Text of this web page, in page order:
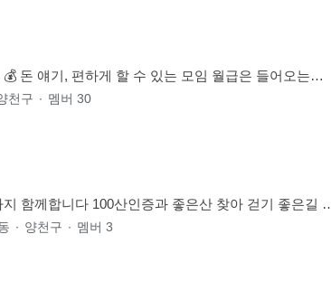
해야 한다는데 뭐부터 해야 할지 막막할 때 많죠. 이
작심삼일, 같이 하면 습관이
천구 ∙ 멤버 30
좋은산 찾아 걷기 좋은길 걷
승 승용차로 오목교
∙ 양천구 ∙ 멤버 3